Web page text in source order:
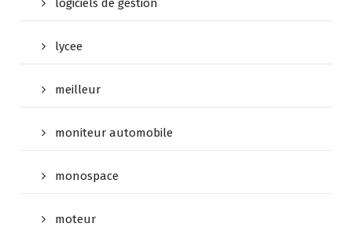
logiciels de gestion
lycee
meilleur
moniteur automobile
monospace
moteur